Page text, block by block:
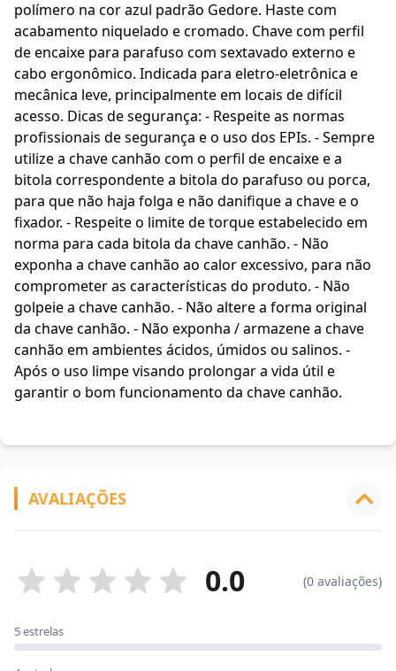
polímero na cor azul padrão Gedore. Haste com
acabamento niquelado e cromado. Chave com perfil
de encaixe para parafuso com sextavado externo e
cabo ergonômico. Indicada para eletro-eletrônica e
mecânica leve, principalmente em locais de difícil
acesso. Dicas de segurança: - Respeite as normas
profissionais de segurança e o uso dos EPIs. - Sempre
utilize a chave canhão com o perfil de encaixe e a
bitola correspondente a bitola do parafuso ou porca,
para que não haja folga e não danifique a chave e o
fixador. - Respeite o limite de torque estabelecido em
norma para cada bitola da chave canhão. - Não
exponha a chave canhão ao calor excessivo, para não
comprometer as características do produto. - Não
golpeie a chave canhão. - Não altere a forma original
da chave canhão. - Não exponha / armazene a chave
canhão em ambientes ácidos, úmidos ou salinos. -
Após o uso limpe visando prolongar a vida útil e
garantir o bom funcionamento da chave canhão.
AVALIAÇÕES
0.0 (0 avaliações)
5 estrelas